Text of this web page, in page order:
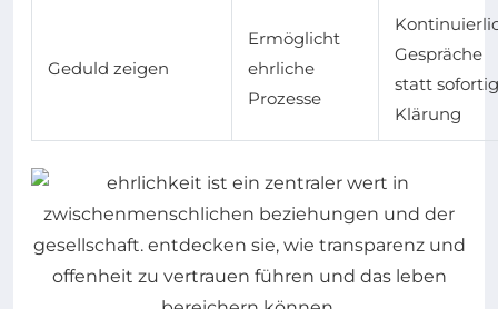
Geduld zeigen
Ermöglicht
ehrliche
Prozesse
Gespräche
statt
Klärung